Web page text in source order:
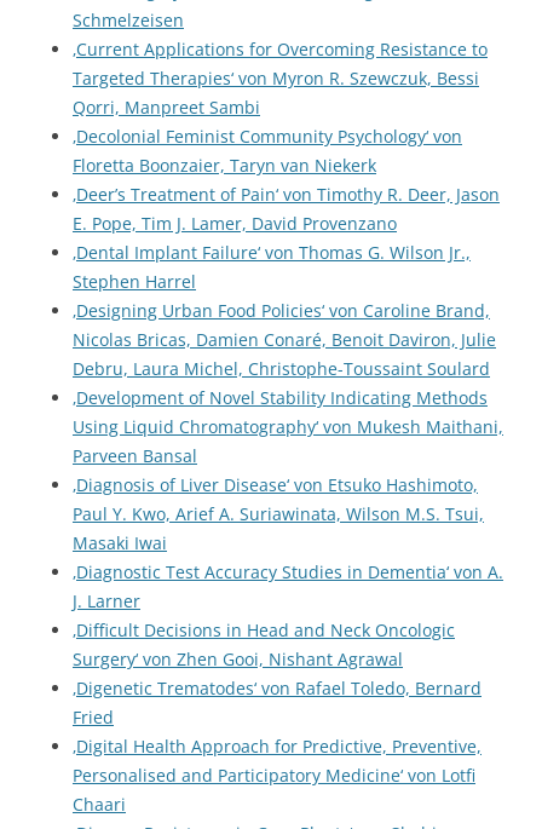
Schmelzeisen
‚Current Applications for Overcoming Resistance to
Targeted Therapies‘ von Myron R. Szewczuk, Bessi
Qorri, Manpreet Sambi
‚Decolonial Feminist Community Psychology‘ von
Floretta Boonzaier, Taryn van Niekerk
‚Deer’s Treatment of Pain‘ von Timothy R. Deer, Jason
E. Pope, Tim J. Lamer, David Provenzano
‚Dental Implant Failure‘ von Thomas G. Wilson Jr.,
Stephen Harrel
‚Designing Urban Food Policies‘ von Caroline Brand,
Nicolas Bricas, Damien Conaré, Benoit Daviron, Julie
Debru, Laura Michel, Christophe-Toussaint Soulard
‚Development of Novel Stability Indicating Methods
Using Liquid Chromatography‘ von Mukesh Maithani,
Parveen Bansal
‚Diagnosis of Liver Disease‘ von Etsuko Hashimoto,
Paul Y. Kwo, Arief A. Suriawinata, Wilson M.S. Tsui,
Masaki Iwai
‚Diagnostic Test Accuracy Studies in Dementia‘ von A.
J. Larner
‚Difficult Decisions in Head and Neck Oncologic
Surgery‘ von Zhen Gooi, Nishant Agrawal
‚Digenetic Trematodes‘ von Rafael Toledo, Bernard
Fried
‚Digital Health Approach for Predictive, Preventive,
Personalised and Participatory Medicine‘ von Lotfi
Chaari